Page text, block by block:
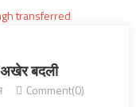
अखेर बदली
Comment(0)